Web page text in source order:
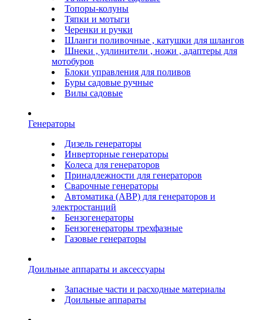
Топоры-колуны
Тяпки и мотыги
Черенки и ручки
Шланги поливочные , катушки для шлангов
Шнеки , удлинители , ножи , адаптеры для
мотобуров
Блоки управления для поливов
Буры садовые ручные
Вилы садовые
Генераторы
Дизель генераторы
Инверторные генераторы
Колеса для генераторов
Принадлежности для генераторов
Сварочные генераторы
Автоматика (АВР) для генераторов и
электростанций
Бензогенераторы
Бензогенераторы трехфазные
Газовые генераторы
Доильные аппараты и аксессуары
Запасные части и расходные материалы
Доильные аппараты